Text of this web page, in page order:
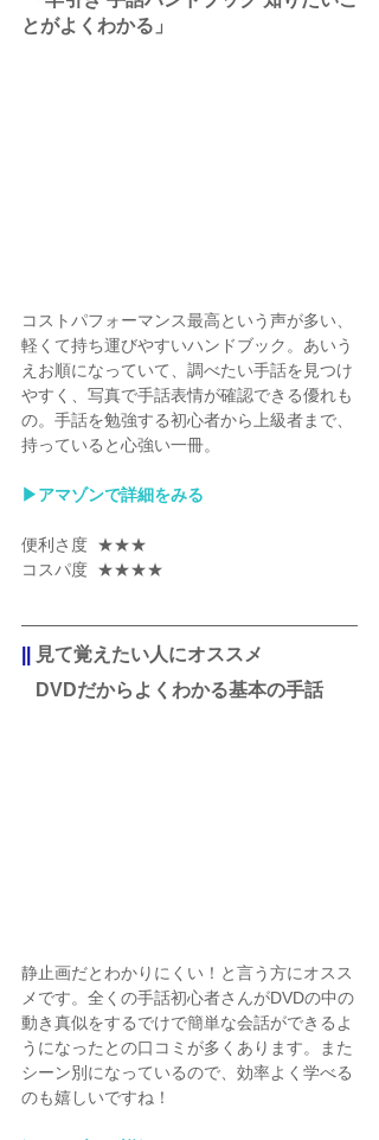
とがよくわかる」
コストパフォーマンス最高という声が多い、
軽くて持ち運びやすいハンドブック。あいう
えお順になっていて、調べたい手話を見つけ
やすく、写真で手話表情が確認できる優れも
の。手話を勉強する初心者から上級者まで、
持っていると心強い一冊。
▶︎アマゾンで詳細をみる
便利さ度  ★★★
コスパ度  ★★★★
見て覚えたい人にオススメ
   DVDだからよくわかる基本の手話
静止画だとわかりにくい！と言う方にオスス
メです。全くの手話初心者さんがDVDの中の
動き真似をするでけで簡単な会話ができるよ
うになったとの口コミが多くあります。また
シーン別になっているので、効率よく学べる
のも嬉しいですね！